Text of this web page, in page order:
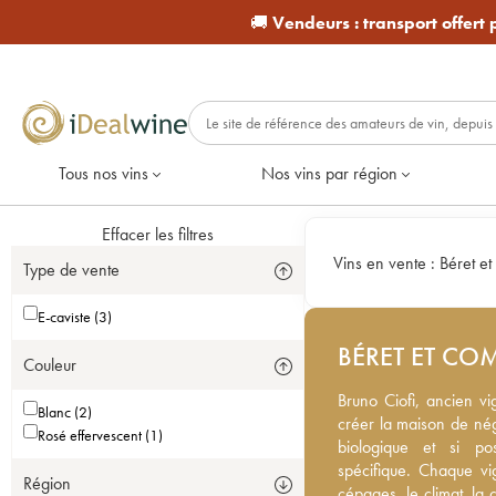
🚚 Vendeurs :transport offert
Tous nos vins Nos vins par région
Effacer les filtres
Type de vente
E-caviste (3)
Couleur
Blanc (2)
Rosé effervescent (1)
Région
Vins en vente : Béret
BÉRET ET
Bruno Ciofi, ancien
la maison de négoce
biologique et si
spécifique. Chaque
Bruno Ciofi, ancien
créer la maison de
biologique et si
spécifique. Chaque